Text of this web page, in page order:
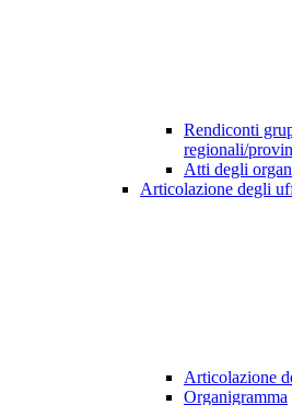
Rendiconti
regionali/
Atti degli
Articolazione degli
Articolazione
Organigramma